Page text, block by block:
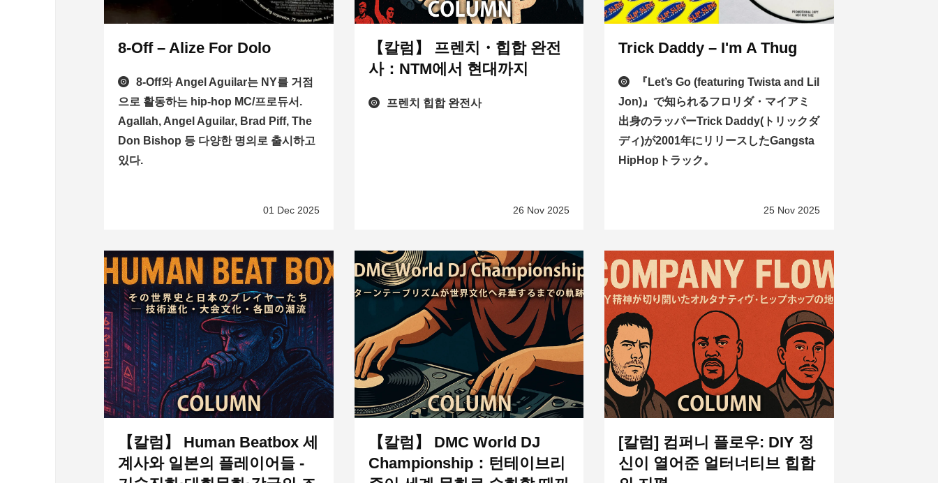
8-Off – Alize For Dolo
8-Off와 Angel Aguilar는 NY를 거점
으로 활동하는 hip-hop MC/프로듀서.
Agallah, Angel Aguilar, Brad Piff, The
Don Bishop 등 다양한 명의로 출시하고
있다.
01 Dec 2025
【칼럼】 프렌치・힙합 완전
사：NTM에서 현대까지
프렌치 힙합 완전사
26 Nov 2025
Trick Daddy – I'm A Thug
『Let’s Go (featuring Twista and Lil
Jon)』で知られるフロリダ・マイアミ
出身のラッパーTrick Daddy(トリックダ
ディ)が2001年にリリースしたGangsta
HipHopトラック。
25 Nov 2025
【칼럼】 Human Beatbox 세
계사와 일본의 플레이어들 -
【칼럼】 DMC World DJ
Championship：턴테이브리
[칼럼] 컴퍼니 플로우: DIY 정
신이 열어준 얼터너티브 힙합